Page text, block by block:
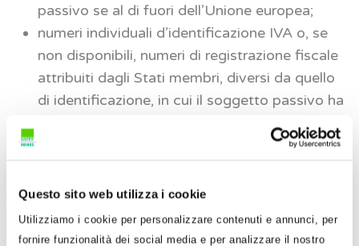
Questo sito web utilizza i cookie
Utilizziamo i cookie per personalizzare contenuti e annunci, per
fornire funzionalità dei social media e per analizzare il nostro
passivo se al di fuori dell’Unione europea;
numeri individuali d’identificazione IVA o, se
non disponibili, numeri di registrazione fiscale
attribuiti dagli Stati membri, diversi da quello
di identificazione, in cui il soggetto passivo ha
indirizzi postali completi e ragioni sociali delle
diversi da quello di identificazione;
numeri d’identificazione IVA come soggetto
passivo non stabilito attribuiti dagli Stati